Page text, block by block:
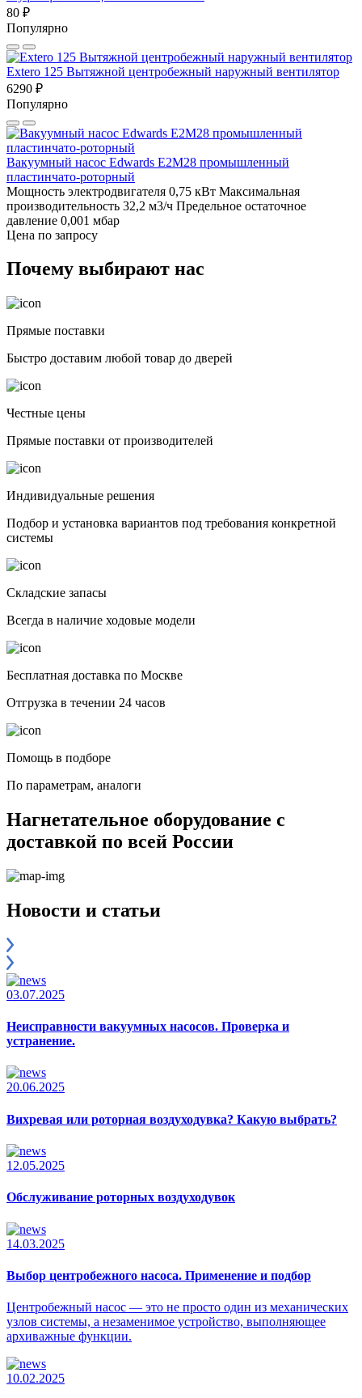
80 ₽
Популярно
Extero 125 Вытяжной центробежный наружный вентилятор
6290 ₽
Популярно
Вакуумный насос Edwards E2M28 промышленный
пластинчато-роторный
Мощность электродвигателя 0,75 кВт Максимальная
производительность 32,2 м3/ч Предельное остаточное
давление 0,001 мбар
Цена по запросу
Почему выбирают нас
Прямые поставки
Быстро доставим любой товар до дверей
Честные цены
Прямые поставки от производителей
Индивидуальные решения
Подбор и установка вариантов под требования конкретной
системы
Складские запасы
Всегда в наличие ходовые модели
Бесплатная доставка по Москве
Отгрузка в течении 24 часов
Помощь в подборе
По параметрам, аналоги
Нагнетательное оборудование с
доставкой по всей России
Новости и статьи
03.07.2025
Неисправности вакуумных насосов. Проверка и
устранение.
20.06.2025
Вихревая или роторная воздуходувка? Какую выбрать?
12.05.2025
Обслуживание роторных воздуходувок
14.03.2025
Выбор центробежного насоса. Применение и подбор
Центробежный насос — это не просто один из механических
узлов системы, а незаменимое устройство, выполняющее
архиважные функции.
10.02.2025